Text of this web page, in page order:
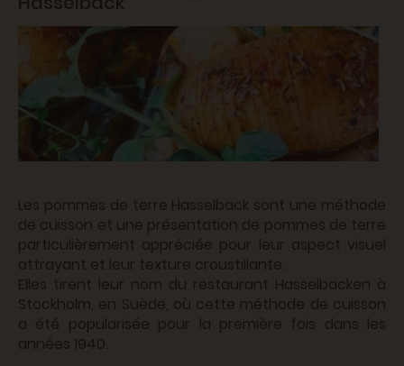
Les pommes de terre Hasselback sont une méthode
de cuisson et une présentation de pommes de terre
particulièrement appréciée pour leur aspect visuel
attrayant et leur texture croustillante.
Elles tirent leur nom du restaurant Hasselbacken à
Stockholm, en Suède, où cette méthode de cuisson
a été popularisée pour la première fois dans les
années 1940.